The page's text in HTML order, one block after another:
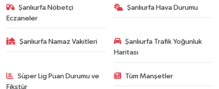
Şanlıurfa Nöbetçi
Eczaneler
Şanlıurfa Hava Durumu
Şanlıurfa Namaz Vakitleri
Şanlıurfa Trafik Yoğunluk
Haritası
Süper Lig Puan Durumu ve
Fikstür
Tüm Manşetler